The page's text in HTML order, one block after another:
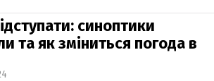
синоптики
та як зміниться погода в